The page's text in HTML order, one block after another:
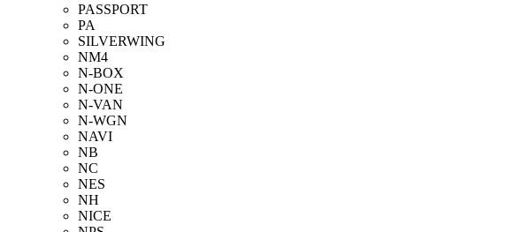
PASSPORT
PA
SILVERWING
NM4
N-BOX
N-ONE
N-VAN
N-WGN
NAVI
NB
NC
NES
NH
NICE